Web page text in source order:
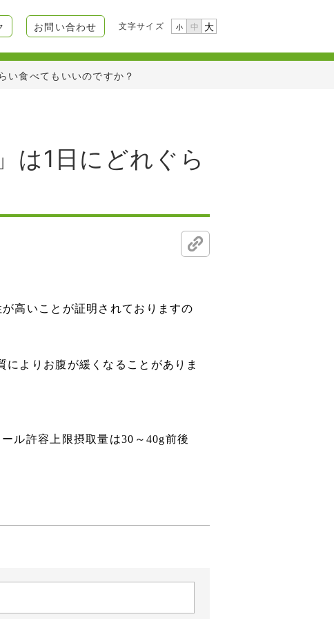
お問い合わせ 文字サイズ 小 中 大
い食べてもいいのですか？
は1日にどれぐら
高いことが証明されておりますの
よりお腹が緩くなることがありま
ル許容上限摂取量は30～40g前後